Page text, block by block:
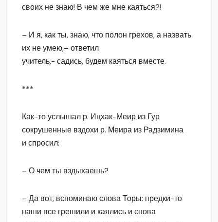
своих не знаю! В чем же мне каяться?!
– И я, как ты, знаю, что полон грехов, а назвать
их не умею,– ответил
учитель,- садись, будем каяться вместе.
***
Как-то услышал р. Ицхак-Меир из Гур
сокрушенные вздохи р. Меира из Радзимина
и спросил:
– О чем ты вздыхаешь?
– Да вот, вспоминаю слова Торы: предки-то
наши все грешили и каялись и снова